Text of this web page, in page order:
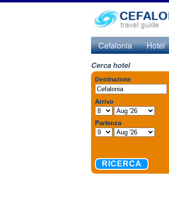
Cefalonia Hotel
Cerca hotel